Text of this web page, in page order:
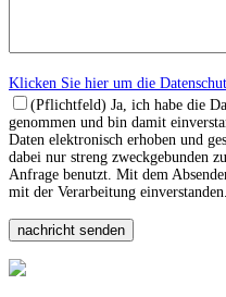
Klicken Sie hier um die
(Pflichtfeld) Ja, ich habe die
genommen und bin damit
Daten elektronisch erhoben und
dabei nur streng zweckgebunden
Anfrage benutzt. Mit dem
mit der Verarbeitung einverstanden.